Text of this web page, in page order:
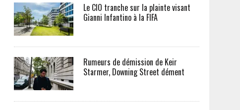
Le CIO tranche sur la plainte visant
Gianni Infantino à la FIFA
Rumeurs de démission de Keir
Starmer, Downing Street dément